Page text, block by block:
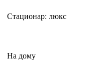
Стационар: люкс
На дому